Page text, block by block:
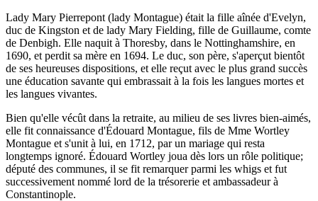
Lady Mary Pierrepont (lady Montague) était la fille aînée d'Evelyn,
duc de Kingston et de lady Mary Fielding, fille de Guillaume, comte
de Denbigh. Elle naquit à Thoresby, dans le Nottinghamshire, en
1690, et perdit sa mère en 1694. Le duc, son père, s'aperçut bientôt
de ses heureuses dispositions, et elle reçut avec le plus grand succès
une éducation savante qui embrassait à la fois les langues mortes et
les langues vivantes.
Bien qu'elle vécût dans la retraite, au milieu de ses livres bien-aimés,
elle fit connaissance d'Édouard Montague, fils de Mme Wortley
Montague et s'unit à lui, en 1712, par un mariage qui resta
longtemps ignoré. Édouard Wortley joua dès lors un rôle politique;
député des communes, il se fit remarquer parmi les whigs et fut
successivement nommé lord de la trésorerie et ambassadeur à
Constantinople.